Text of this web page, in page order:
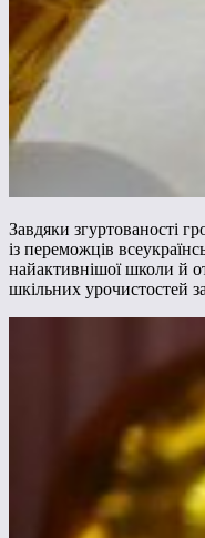
Завдяки згуртованості
із переможців
найактивнішої школи й
шкільних урочистостей